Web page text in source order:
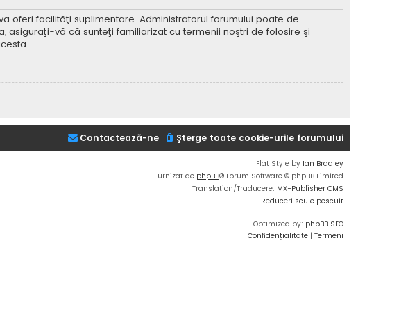
oferi facilităţi suplimentare. Administratorul forumului poate de
vă că sunteţi familiarizat cu termenii noştri de folosire şi
Şterge toate cookie-urile forumului
Contactează-ne
Flat Style by Ian Bradley
Furnizat de phpBB® Forum Software © phpBB Limited
Translation/Traducere: MX-Publisher CMS
Reduceri scule pescuit
Optimized by: phpBB SEO
Confidențialitate | Termeni